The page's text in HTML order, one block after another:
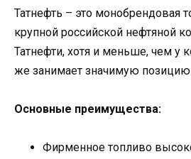
Татнефть – это монобрендовая
крупной российской нефтяной
Татнефти, хотя и меньше, чем у
же занимает значимую
Основные преимущества:
Фирменное топливо